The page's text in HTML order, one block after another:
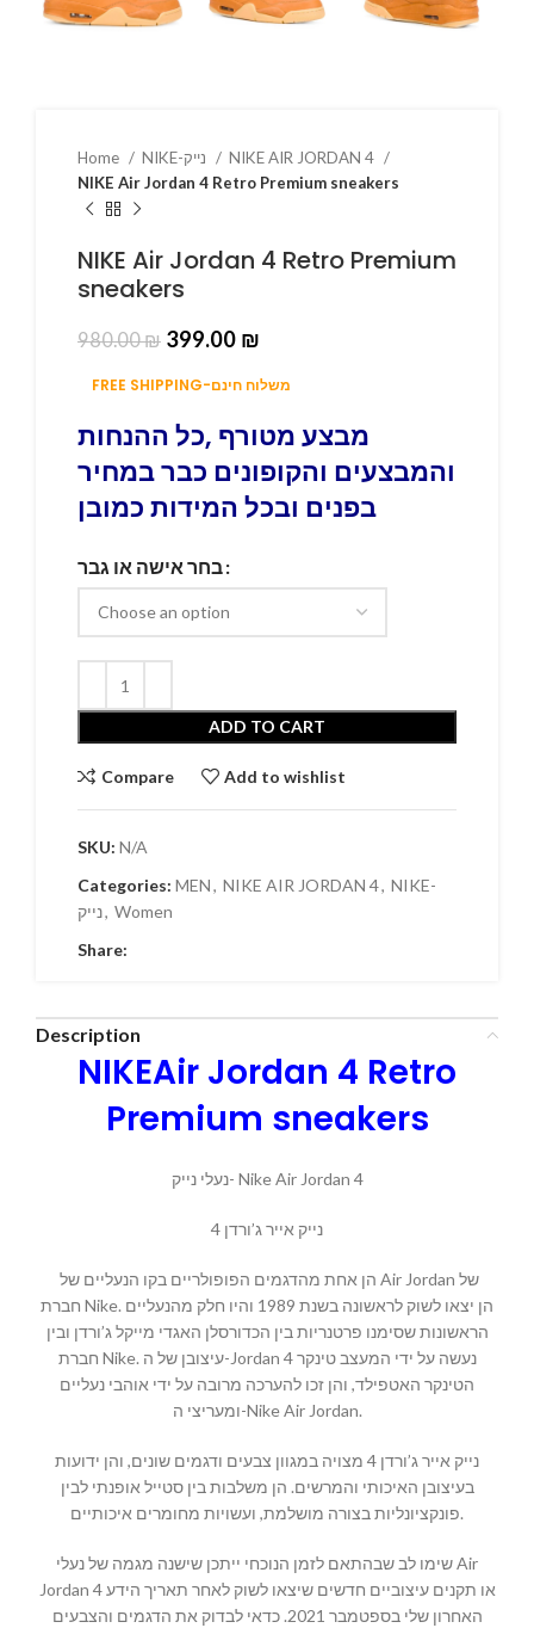
Home
NIKE AIR JORDAN 4
NIKE Air Jordan 4 Retro Premium sneakers
NIKE Air Jordan 4 Retro Premium
sneakers
980.00₪ 399.00 ₪
FREE SHIPPING-משלוח חינם
מבצע מטורף ,כל ההנחות
והמבצעים והקופונים כבר במחיר
בפנים ובכל המידות כמובן
בחר אישה או גבר
ADD TO CART
Compare Add to wishlist
SKU: N/A
Categories: MEN, NIKE AIR JORDAN 4, NIKE-
נייק, Women
Share:
Description
NIKEAir Jordan 4 Retro
Premium sneakers
נעלי נייק- Nike Air Jordan 4
נייק אייר ג’ורדן 4
חברת Nike. הן יצאו לשוק לראשונה בשנת 1989 והיו חלק מהנעליים
הראשונות שסימנו פרטנריות בין הכדורסלן האגדי מייקל ג’ורדן ובין
חברת Nike. עיצובן של ה-Jordan 4 נעשה על ידי המעצב טינקר
הטינקר האטפילד, והן זכו להערכה מרובה על ידי אוהבי נעליים
ומעריצי ה-Nike Air Jordan.
נייק אייר ג’ורדן 4 מצויה במגוון צבעים ודגמים שונים, והן ידועות
בעיצובן האיכותי והמרשים. הן משלבות בין סטייל אופנתי לבין
פונקציונליות בצורה מושלמת, ועשויות מחומרים איכותיים.
שימו לב שבהתאם לזמן הנוכחי ייתכן שישנה מגמה של נעלי Air
Jordan 4 או תקנים עיצוביים חדשים שיצאו לשוק לאחר תאריך הידע
האחרון שלי בספטמבר 2021. כדאי לבדוק את הדגמים והצבעים